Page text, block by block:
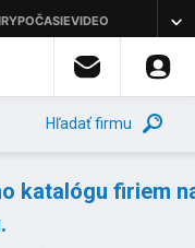
Hľadať firmu
katalógu firiem